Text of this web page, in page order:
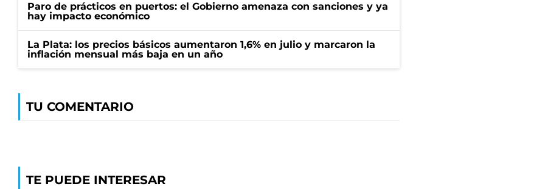
Paro de prácticos en puertos: el Gobierno amenaza con sanciones y ya
hay impacto económico
La Plata: los precios básicos aumentaron 1,6% en julio y marcaron la
inflación mensual más baja en un año
TU COMENTARIO
TE PUEDE INTERESAR